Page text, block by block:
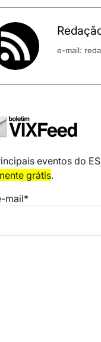
e-mail:
eventos do
grátis.
mail*